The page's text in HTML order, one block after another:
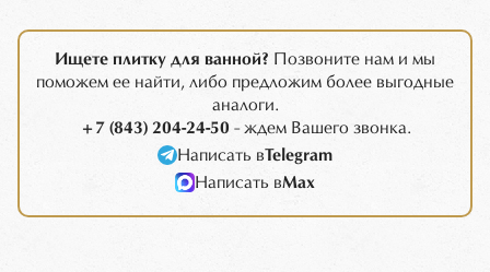
Ищете плитку для ванной? Позвоните нам и мы
поможем ее найти, либо предложим более выгодные
аналоги.
+7 (843) 204-24-50 - ждем Вашего звонка.
Написать вTelegram
Написать вMax